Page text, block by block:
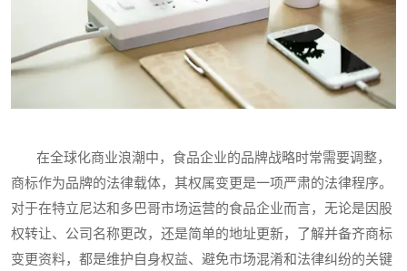
在全球化商业浪潮中，食品企业的品牌战略时常需要调整，
商标作为品牌的法律载体，其权属变更是一项严肃的法律程序。
对于在特立尼达和多巴哥市场运营的食品企业而言，无论是因股
权转让、公司名称更改，还是简单的地址更新，了解并备齐商标
变更资料，都是维护自身权益、避免市场混淆和法律纠纷的关键